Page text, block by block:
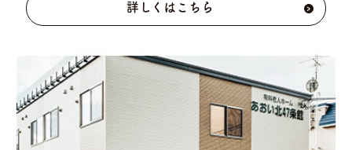
詳しくはこちら ›